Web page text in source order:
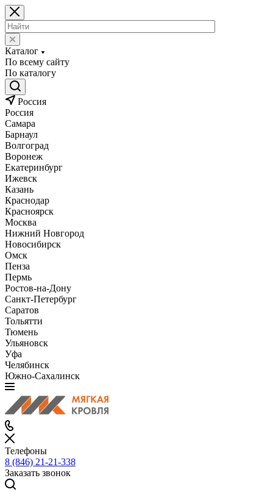
Каталог
По всему сайту
По каталогу
Россия
Россия
Самара
Барнаул
Волгоград
Воронеж
Екатеринбург
Ижевск
Казань
Краснодар
Красноярск
Москва
Нижний Новгород
Новосибирск
Омск
Пенза
Пермь
Ростов-на-Дону
Санкт-Петербург
Саратов
Тольятти
Тюмень
Ульяновск
Уфа
Челябинск
Южно-Сахалинск
Телефоны
8 (846) 21-21-338
Заказать звонок